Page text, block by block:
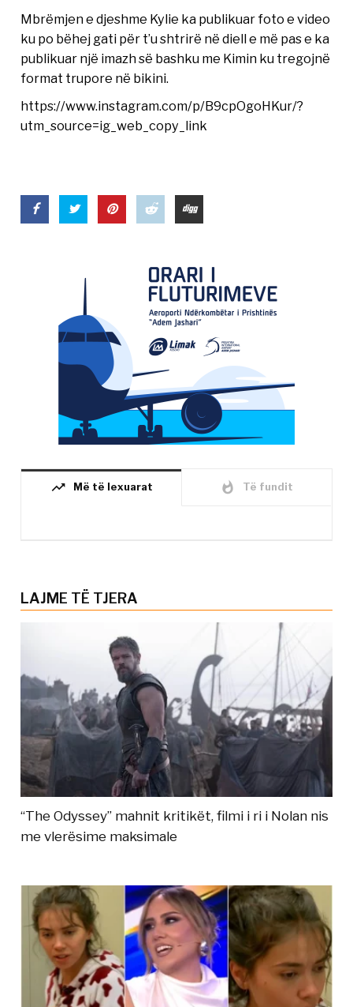
Mbrëmjen e djeshme Kylie ka publikuar foto e video
ku po bëhej gati për t’u shtrirë në diell e më pas e ka
publikuar një imazh së bashku me Kimin ku tregojnë
format trupore në bikini.
https://www.instagram.com/p/B9cpOgoHKur/?
utm_source=ig_web_copy_link
trending_up Më të lexuarat whatshot Të fundit
LAJME TË TJERA
“The Odyssey” mahnit kritikët, filmi i ri i Nolan nis
me vlerësime maksimale